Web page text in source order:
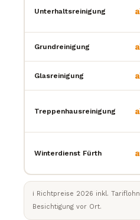
Unterhaltsreinigung
Grundreinigung
Glasreinigung
Treppenhausreinigung
Winterdienst Fürth
ℹ️ Richtpreise 2026 inkl.
Besichtigung vor Ort.